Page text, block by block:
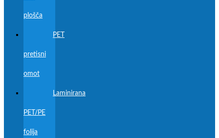
plošča
PET
pretisni
omot
Laminirana
PET/PE
folija